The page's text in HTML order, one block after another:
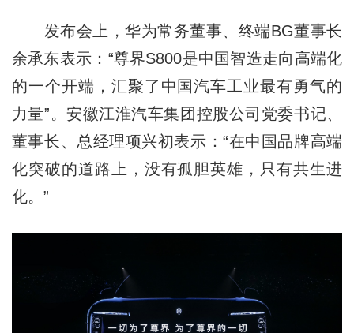
发布会上，华为常务董事、终端BG董事长
余承东表示：“尊界S800是中国智造走向高端化
的一个开端，汇聚了中国汽车工业最有勇气的
力量”。安徽江淮汽车集团控股公司党委书记、
董事长、总经理项兴初表示：“在中国品牌高端
化突破的道路上，没有孤胆英雄，只有共生进
化。”